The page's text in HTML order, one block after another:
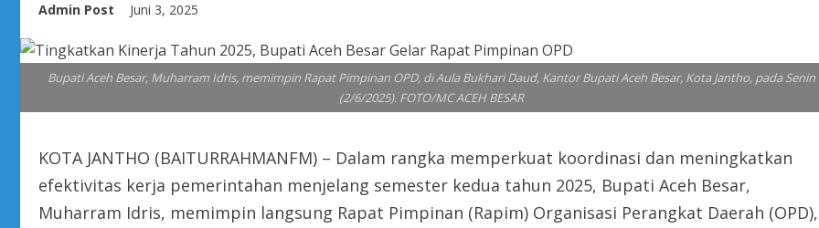
Admin Post Juni 3, 2025
Bupati Aceh Besar, Muharram Idris, memimpin Rapat Pimpinan OPD, di Aula Bukhari Daud, Kantor Bupati Aceh Besar, Kota Jantho, pada Senin
(2/6/2025). FOTO/MC ACEH BESAR
KOTA JANTHO (BAITURRAHMANFM) – Dalam rangka memperkuat koordinasi dan meningkatkan
efektivitas kerja pemerintahan menjelang semester kedua tahun 2025, Bupati Aceh Besar,
Muharram Idris, memimpin langsung Rapat Pimpinan (Rapim) Organisasi Perangkat Daerah (OPD),